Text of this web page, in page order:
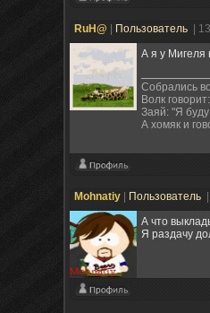
RuH@ Пользователь
|
А я у Мигеля
Собрались
Волк
Заяй: "Я
А хомяк и
Mohnatiy Пользователь
А что
Я раздачу